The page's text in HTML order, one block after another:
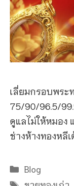
เลี่ยมกรอบพระ
75/90/96.5/
ดูแลไม่ให้หมอง
ช่างห้างทองหลี
Categories
Blog
Tags